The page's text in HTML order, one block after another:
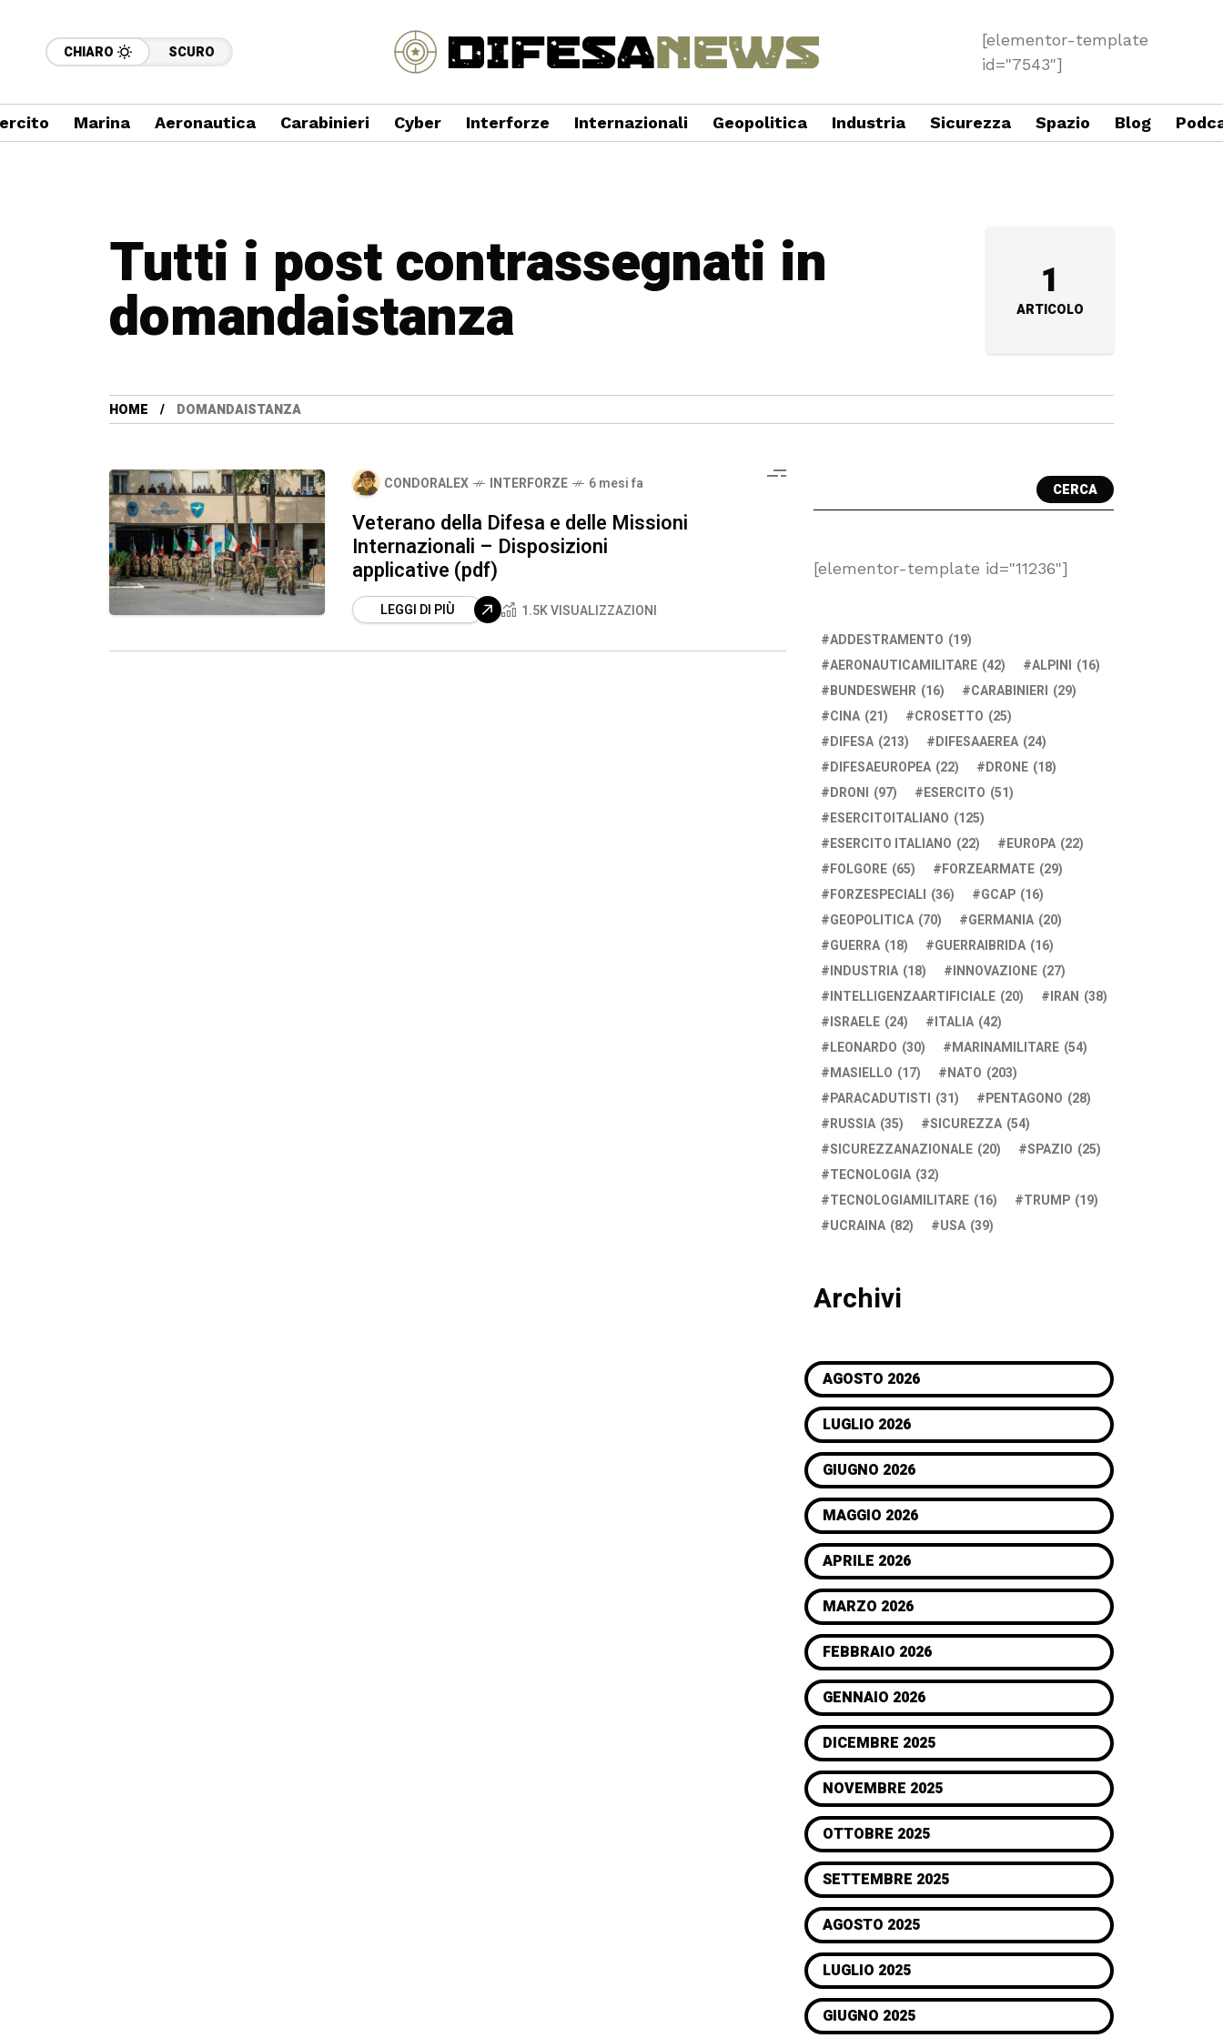
CHIARO SCURO
[elementor-template
id="7543"]
Marina Aeronautica Carabinieri Cyber Interforze Internazionali Geopolitica Industria Sicurezza Spazio Blog
Tutti i post contrassegnati in
domandaistanza 1
ARTICOLO
HOME DOMANDAISTANZA
CONDORALEX INTERFORZE 6 mesi fa
Veterano della Difesa e delle Missioni
Internazionali – Disposizioni
applicative (pdf)
LEGGI DI PIÙ 1.5K VISUALIZZAZIONI
CERCA
[elementor-template id="11236"]
ADDESTRAMENTO (19)
AERONAUTICAMILITARE (42) ALPINI (16)
BUNDESWEHR (16) CARABINIERI (29)
CINA (21) CROSETTO (25)
DIFESA (213) DIFESAAEREA (24)
DIFESAEUROPEA (22) DRONE (18)
DRONI (97) ESERCITO (51)
ESERCITOITALIANO (125)
ESERCITO ITALIANO (22) EUROPA (22)
FOLGORE (65) FORZEARMATE (29)
FORZESPECIALI (36) GCAP (16)
GEOPOLITICA (70) GERMANIA (20)
GUERRA (18) GUERRAIBRIDA (16)
INDUSTRIA (18) INNOVAZIONE (27)
INTELLIGENZAARTIFICIALE (20) IRAN (38)
ISRAELE (24) ITALIA (42)
LEONARDO (30) MARINAMILITARE (54)
MASIELLO (17) NATO (203)
PARACADUTISTI (31) PENTAGONO (28)
RUSSIA (35) SICUREZZA (54)
SICUREZZANAZIONALE (20) SPAZIO (25)
TECNOLOGIA (32)
TECNOLOGIAMILITARE (16) TRUMP (19)
UCRAINA (82) USA (39)
Archivi
AGOSTO 2026
LUGLIO 2026
GIUGNO 2026
MAGGIO 2026
APRILE 2026
MARZO 2026
FEBBRAIO 2026
GENNAIO 2026
DICEMBRE 2025
NOVEMBRE 2025
OTTOBRE 2025
SETTEMBRE 2025
AGOSTO 2025
LUGLIO 2025
GIUGNO 2025